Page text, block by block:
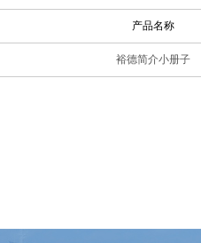
产品名称
裕德简介小册子